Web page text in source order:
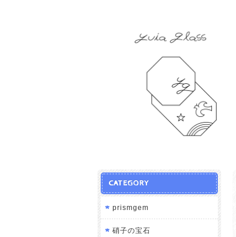
CATEGORY
prismgem
硝子の宝石